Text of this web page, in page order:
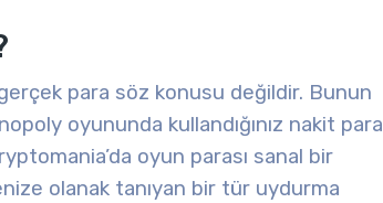
para söz konusu değildir. Bunun
oyununda kullandığınız nakit para
oyun parası sanal bir
olanak tanıyan bir tür uydurma